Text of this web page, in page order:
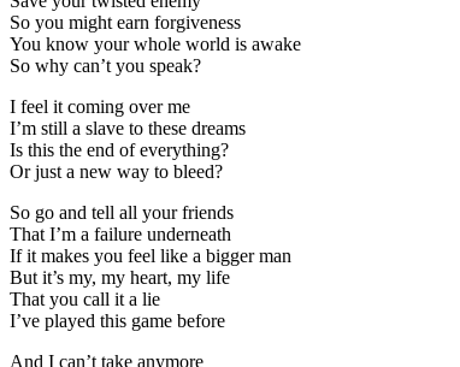
So you might earn forgiveness
You know your whole world is awake
So why can’t you speak?
I feel it coming over me
I’m still a slave to these dreams
Is this the end of everything?
Or just a new way to bleed?
So go and tell all your friends
That I’m a failure underneath
If it makes you feel like a bigger man
But it’s my, my heart, my life
That you call it a lie
I’ve played this game before
And I can’t take anymore